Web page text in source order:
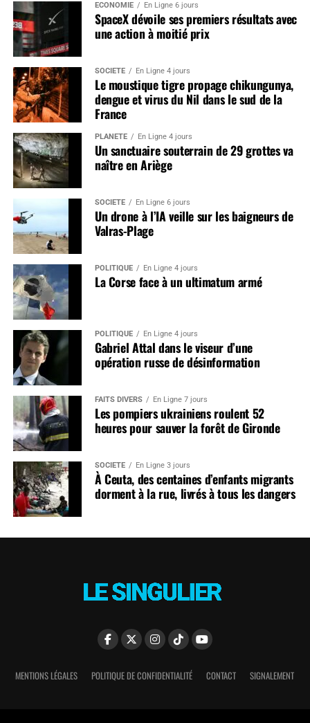
ÉCONOMIE En Ligne 6 jours
SpaceX dévoile ses premiers résultats avec
une action à moitié prix
SOCIÉTÉ En Ligne 4 jours
Le moustique tigre propage chikungunya,
dengue et virus du Nil dans le sud de la
France
PLANÈTE En Ligne 4 jours
Un sanctuaire souterrain de 29 grottes va
naître en Ariège
SOCIÉTÉ En Ligne 6 jours
Un drone à l’IA veille sur les baigneurs de
Valras-Plage
POLITIQUE En Ligne 4 jours
La Corse face à un ultimatum armé
POLITIQUE En Ligne 4 jours
Gabriel Attal dans le viseur d’une
opération russe de désinformation
FAITS DIVERS En Ligne 7 jours
Les pompiers ukrainiens roulent 52
heures pour sauver la forêt de Gironde
SOCIÉTÉ En Ligne 3 jours
À Ceuta, des centaines d’enfants migrants
dorment à la rue, livrés à tous les dangers
MENTIONS LÉGALES POLITIQUE DE CONFIDENTIALITÉ CONTACT SIGNALEMENT